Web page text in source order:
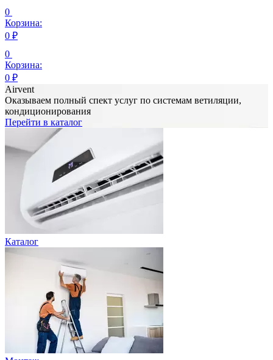
0
Корзина:
0 ₽
0
Корзина:
0 ₽
Airvent
Оказываем полный спект услуг по системам ветиляции,
кондиционирования
Перейти в каталог
Каталог